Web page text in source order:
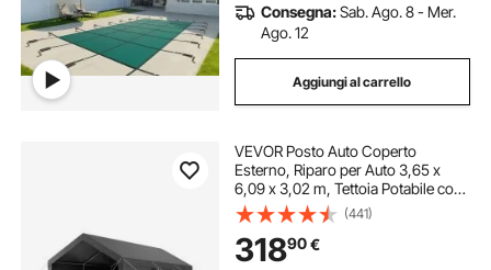
Consegna:Sab. Ago. 8 - Mer.
Ago. 12
Aggiungi al carrello
VEVOR Posto Auto Coperto
Esterno, Riparo per Auto 3,65 x
6,09 x 3,02 m, Tettoia Potabile con
Pareti Laterali e Porta Rimovibili,
Resistente ai Raggi UV e all'Acqua,
per Auto e Barca, Grigio
(441)
31890€